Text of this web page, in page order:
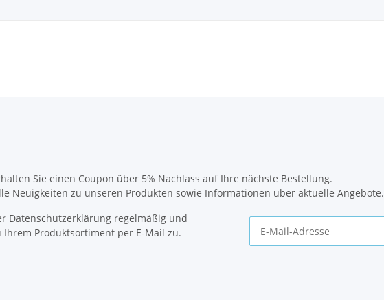
Sie einen Coupon über 5% Nachlass auf Ihre nächste Bestellung.
Neuigkeiten zu unseren Produkten sowie Informationen über aktuelle Angebote.
Datenschutzerklärung regelmäßig und
Produktsortiment per E-Mail zu.